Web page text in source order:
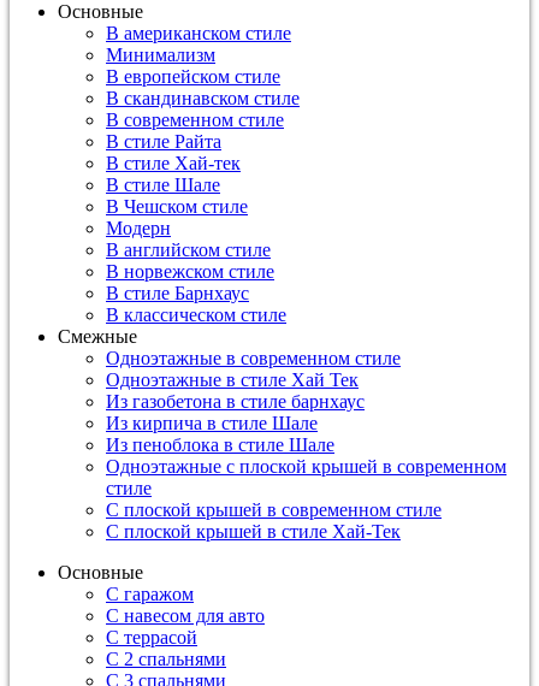
Основные
В американском стиле
Минимализм
В европейском стиле
В скандинавском стиле
В современном стиле
В стиле Райта
В стиле Хай-тек
В стиле Шале
В Чешском стиле
Модерн
В английском стиле
В норвежском стиле
В стиле Барнхаус
В классическом стиле
Смежные
Одноэтажные в современном стиле
Одноэтажные в стиле Хай Тек
Из газобетона в стиле барнхаус
Из кирпича в стиле Шале
Из пеноблока в стиле Шале
Одноэтажные с плоской крышей в современном
стиле
С плоской крышей в современном стиле
С плоской крышей в стиле Хай-Тек
Основные
С гаражом
С навесом для авто
С террасой
С 2 спальнями
С 3 спальнями